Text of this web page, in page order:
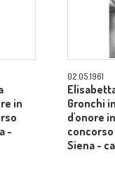
in
-
02.05.1961
Gronchi
d'onore
Siena -